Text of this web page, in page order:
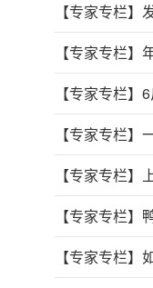
【专家专栏】
【专家专栏】
【专家专栏】
【专家专栏】
【专家专栏】
【专家专栏】
【专家专栏】